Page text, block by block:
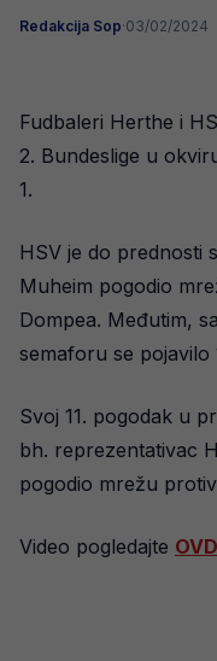
Redakcija Sop·03/02/2024
Fudbaleri Herthe i
2. Bundeslige u
1.
HSV je do prednosti
Muheim pogodio
Dompea. Međutim,
semaforu se pojavilo
Svoj 11. pogodak u
bh. reprezentativac
pogodio mrežu
Video pogledajte